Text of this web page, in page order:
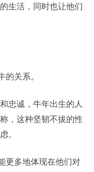
生活，同时也让他们
的关系。
忠诚，牛年出生的人
，这种坚韧不拔的性
。
更多地体现在他们对